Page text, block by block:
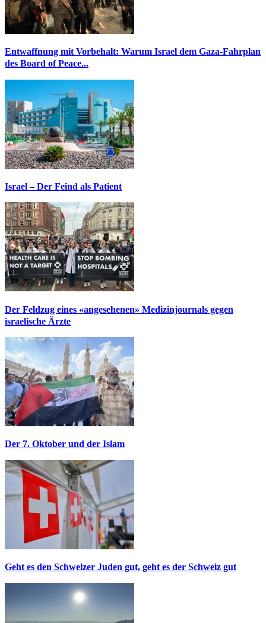
Entwaffnung mit Vorbehalt: Warum Israel dem Gaza-Fahrplan
des Board of Peace...
Israel – Der Feind als Patient
Der Feldzug eines «angesehenen» Medizinjournals gegen
israelische Ärzte
Der 7. Oktober und der Islam
Geht es den Schweizer Juden gut, geht es der Schweiz gut